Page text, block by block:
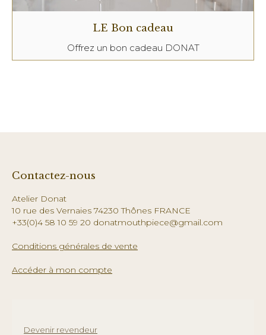
LE Bon cadeau
Offrez un bon cadeau DONAT
Contactez-nous
Atelier Donat
10 rue des Vernaies 74230 Thônes FRANCE
+33(0)4 58 10 59 20 donatmouthpiece@gmail.com
Conditions générales de vente
Accéder à mon compte
Devenir revendeur